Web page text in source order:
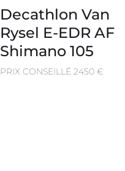
Decathlon Van
Rysel E-EDR AF
Shimano 105
PRIX CONSEILLÉ 2450 €